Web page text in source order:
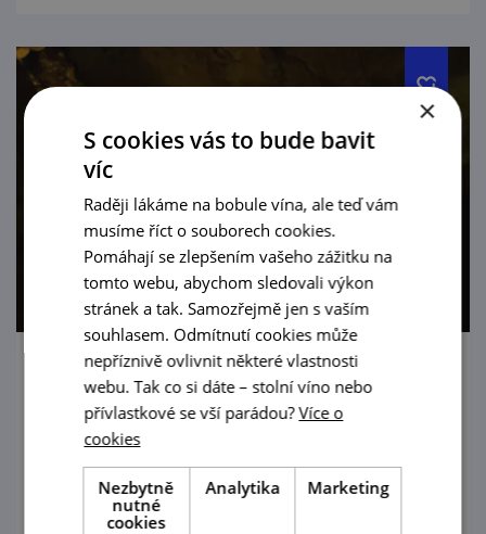
Večerní prohlídky při svíčkách
24. 8. '26
Večerní prohlídky jeskyně Na Turoldu v
Mikulově.
×
S cookies vás to bude bavit
víc
Raději lákáme na bobule vína, ale teď vám
musíme říct o souborech cookies.
Pomáhají se zlepšením vašeho zážitku na
tomto webu, abychom sledovali výkon
stránek a tak. Samozřejmě jen s vaším
souhlasem. Odmítnutí cookies může
nepříznivě ovlivnit některé vlastnosti
webu. Tak co si dáte – stolní víno nebo
přívlastkové se vší parádou?Více o
cookies
Nezbytně
nutné
cookies
Analytika Marketing